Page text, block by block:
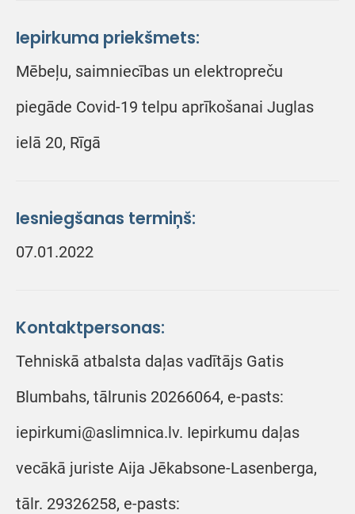
Iepirkuma priekšmets:
Mēbeļu, saimniecības un elektropreču
piegāde Covid-19 telpu aprīkošanai Juglas
ielā 20, Rīgā
Iesniegšanas termiņš:
07.01.2022
Kontaktpersonas:
Tehniskā atbalsta daļas vadītājs Gatis
Blumbahs, tālrunis 20266064, e-pasts:
iepirkumi@aslimnica.lv. Iepirkumu daļas
vecākā juriste Aija Jēkabsone-Lasenberga,
tālr. 29326258, e-pasts: